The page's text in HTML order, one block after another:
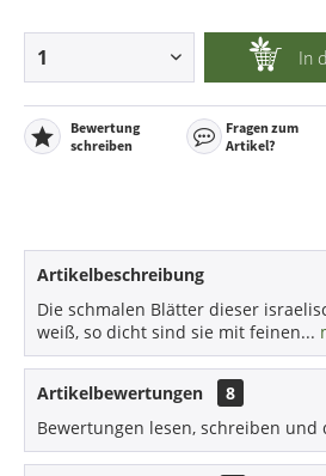
In
Bewertung
schreiben
Fragen zum
Artikel?
Artikelbeschreibung
Die schmalen Blätter dieser
weiß, so dicht sind sie mit feinen...
Artikelbewertungen
8
Bewertungen lesen, schreiben und